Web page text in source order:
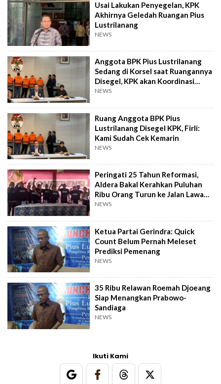
Usai Lakukan Penyegelan, KPK
Akhirnya Geledah Ruangan Pius
Lustrilanang
NEWS
Anggota BPK Pius Lustrilanang
Sedang di Korsel saat Ruangannya
Disegel, KPK akan Koordinasi
dengan KBRI
NEWS
Ruang Anggota BPK Pius
Lustrilanang Disegel KPK, Firli:
Kami Sudah Cek Kemarin
NEWS
Peringati 25 Tahun Reformasi,
Aldera Bakal Kerahkan Puluhan
Ribu Orang Turun ke Jalan Lawan
Jabatan Presiden 3 Periode
NEWS
Ketua Partai Gerindra: Quick
Count Belum Pernah Meleset
Prediksi Pemenang
NEWS
35 Ribu Relawan Roemah Djoeang
Siap Menangkan Prabowo-
Sandiaga
NEWS
Ikuti Kami